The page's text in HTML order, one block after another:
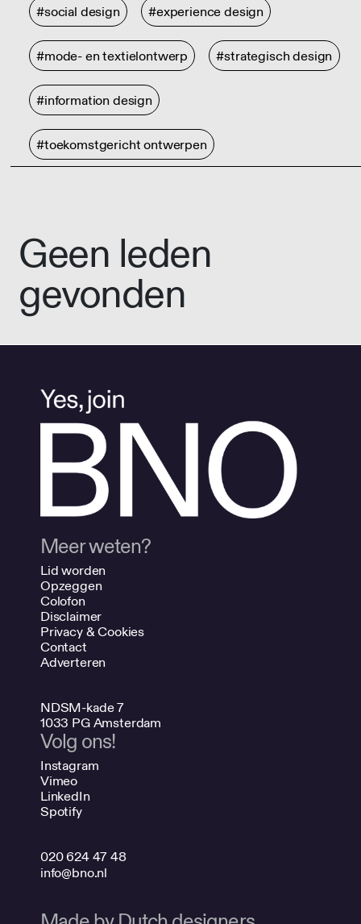
#social design #experience design
#mode- en textielontwerp #strategisch design
#information design
#toekomstgericht ontwerpen
Geen leden
gevonden
Meer weten?
Lid worden
Opzeggen
Colofon
Disclaimer
Privacy & Cookies
Contact
Adverteren
NDSM-kade 7
1033 PG Amsterdam
Volg ons!
Instagram
Vimeo
LinkedIn
Spotify
020 624 47 48
info@bno.nl